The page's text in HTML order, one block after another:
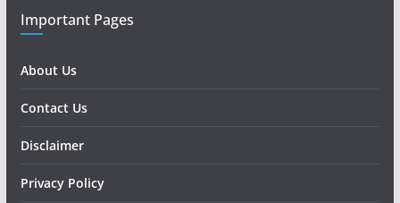
Important Pages
About Us
Contact Us
Disclaimer
Privacy Policy